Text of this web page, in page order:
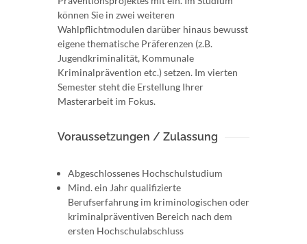
können Sie in zwei weiteren
Wahlpflichtmodulen darüber hinaus bewusst
eigene thematische Präferenzen (z.B.
Jugendkriminalität, Kommunale
Kriminalprävention etc.) setzen. Im vierten
Semester steht die Erstellung Ihrer
Masterarbeit im Fokus.
Voraussetzungen / Zulassung
Abgeschlossenes Hochschulstudium
Mind. ein Jahr qualifizierte
Berufserfahrung im kriminologischen oder
kriminalpräventiven Bereich nach dem
ersten Hochschulabschluss